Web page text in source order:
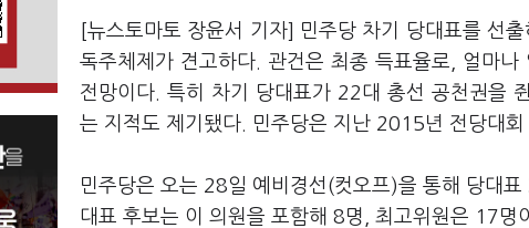
[뉴스토마토 장윤서 기자] 민주당 차기 당대표를 선
독주체제가 견고하다. 관건은 최종 득표율로, 얼마
전망이다. 특히 차기 당대표가 22대 총선 공천권을
는 지적도 제기됐다. 민주당은 지난 2015년 전당대
민주당은 오는 28일 예비경선(컷오프)을 통해 당대
대표 후보는 이 의원을 포함해 8명, 최고위원은 17명